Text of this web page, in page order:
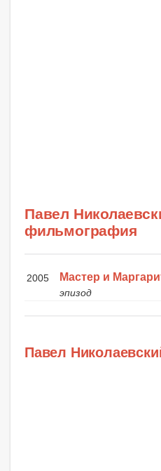
Павел
фильмография
2005 Мастер и
эпизод
Павел